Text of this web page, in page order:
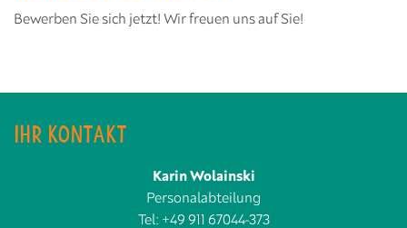
Bewerben Sie sich jetzt! Wir freuen uns auf Sie!
IHR KONTAKT
Karin Wolainski
Personalabteilung
Tel: +49 911 67044-373